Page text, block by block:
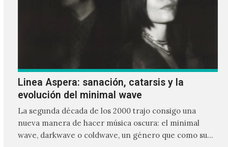
Linea Aspera: sanación, catarsis y la
evolución del minimal wave
La segunda década de los 2000 trajo consigo una
nueva manera de hacer música oscura: el minimal
wave, darkwave o coldwave, un género que como su